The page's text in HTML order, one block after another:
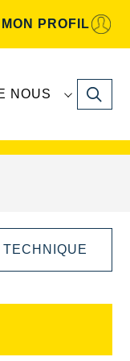
MON PROFIL
NOUS Search